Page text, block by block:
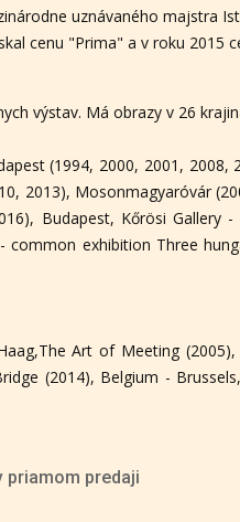
uznávaného majstra
cenu "Prima" a v roku 2015
výstav. Má obrazy v 26
(1994, 2000, 2001,
2013), Mosonmagyaróvár
Budapest, Kőrösi Gallery
common exhibition Three
Art of Meeting
(2014), Belgium -
priamom predaji